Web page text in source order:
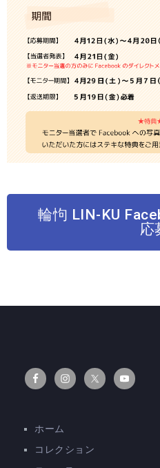
輪怐 LIN-KU
応
ホーム
コレクション